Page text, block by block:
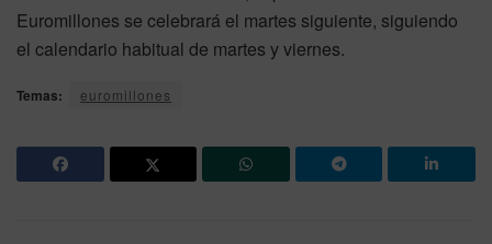
Euromillones se celebrará el martes siguiente, siguiendo
el calendario habitual de martes y viernes.
Temas: euromillones